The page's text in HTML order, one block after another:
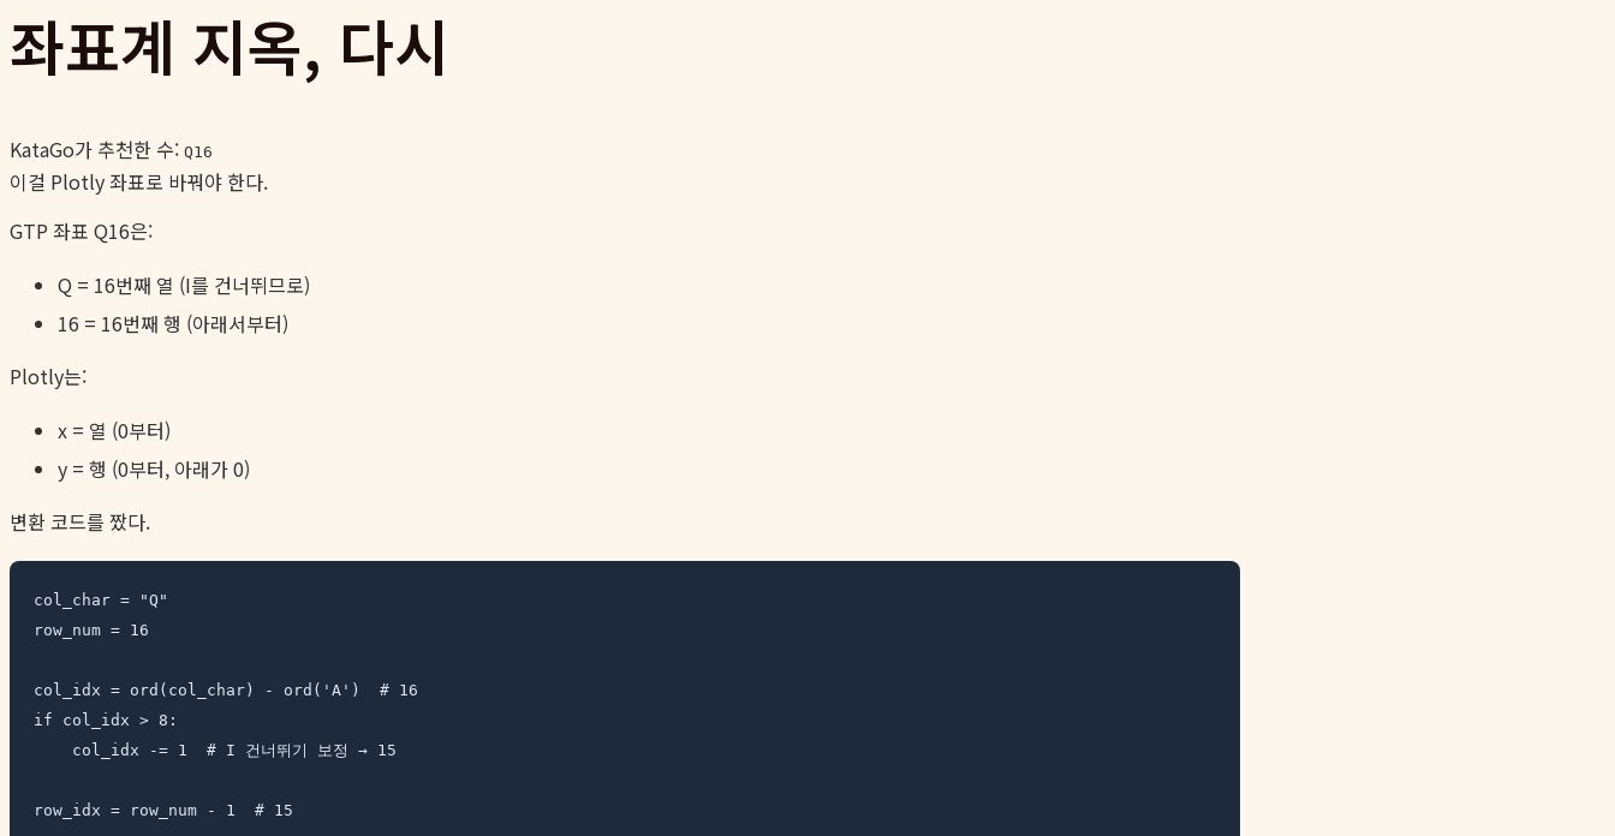
좌표계 지옥, 다시
KataGo가 추천한 수: Q16
이걸 Plotly 좌표로 바꿔야 한다.
GTP 좌표 Q16은:
Q = 16번째 열 (I를 건너뛰므로)
16 = 16번째 행 (아래서부터)
Plotly는:
x = 열 (0부터)
y = 행 (0부터, 아래가 0)
변환 코드를 짰다.
col_char = "Q"
row_num = 16
col_idx = ord(col_char) - ord('A')  # 16
if col_idx > 8:
    col_idx -= 1  # I 건너뛰기 보정 → 15
row_idx = row_num - 1  # 15